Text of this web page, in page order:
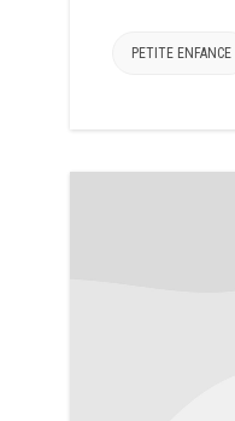
PETITE ENFANCE